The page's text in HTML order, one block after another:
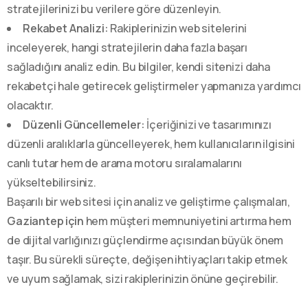
stratejilerinizi bu verilere göre düzenleyin.
Rekabet Analizi: Rakiplerinizin web sitelerini
inceleyerek, hangi stratejilerin daha fazla başarı
sağladığını analiz edin. Bu bilgiler, kendi sitenizi daha
rekabetçi hale getirecek geliştirmeler yapmanıza yardımcı
olacaktır.
Düzenli Güncellemeler: İçeriğinizi ve tasarımınızı
düzenli aralıklarla güncelleyerek, hem kullanıcıların ilgisini
canlı tutar hem de arama motoru sıralamalarını
yükseltebilirsiniz.
Başarılı bir web sitesi için analiz ve geliştirme çalışmaları,
Gaziantep için hem müşteri memnuniyetini artırma hem
de dijital varlığınızı güçlendirme açısından büyük önem
taşır. Bu sürekli süreçte, değişen ihtiyaçları takip etmek
ve uyum sağlamak, sizi rakiplerinizin önüne geçirebilir.